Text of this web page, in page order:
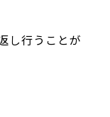
し行うことが